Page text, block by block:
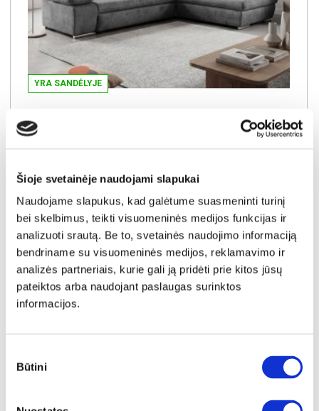
Šioje svetainėje naudojami slapukai
Naudojame slapukus, kad galėtume suasmeninti turinį
bei skelbimus, teikti visuomeninės medijos funkcijas ir
analizuoti srautą. Be to, svetainės naudojimo informaciją
bendriname su visuomeninės medijos, reklamavimo ir
analizės partneriais, kurie gali ją pridėti prie kitos jūsų
pateiktos arba naudojant paslaugas surinktos
informacijos.
pasirinkimas
Būtini
YRA SANDĖLYJE
Išmatavimai:
užsakymams
1200€
Kaina galioja sandėlyje esančioms prekėms
1099€
Į krepšelį